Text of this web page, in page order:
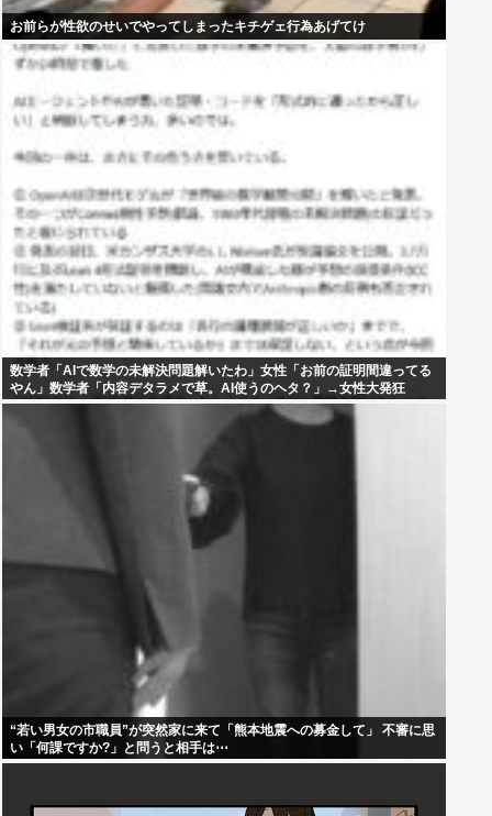
お前らが性欲のせいでやってしまったキチゲェ行為あげてけ
数学者「AIで数学の未解決問題解いたわ」女性「お前の証明間違ってる
やん」数学者「内容デタラメで草。AI使うのヘタ？」→女性大発狂
“若い男女の市職員”が突然家に来て「熊本地震への募金して」 不審に思
い「何課ですか?」と問うと相手は⋯